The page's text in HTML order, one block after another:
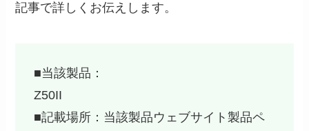
記事で詳しくお伝えします。
■当該製品：
Z50II
■記載場所：当該製品ウェブサイト製品ペ